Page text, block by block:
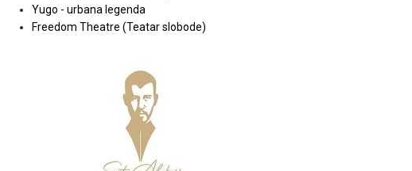
Yugo - urbana legenda
Freedom Theatre (Teatar slobode)